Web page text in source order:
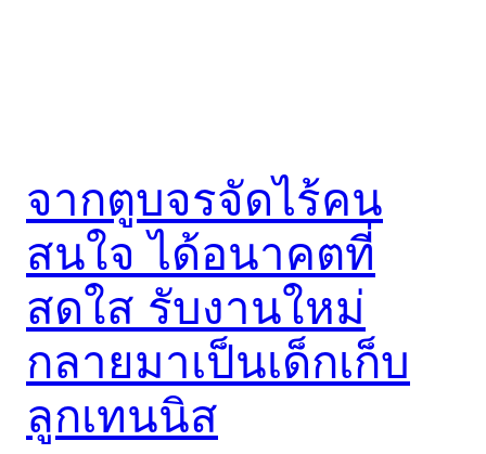
จากตูบจรจัดไร้คน
สนใจ ได้อนาคตที่
สดใส รับงานใหม่
กลายมาเป็นเด็กเก็บ
ลูกเทนนิส